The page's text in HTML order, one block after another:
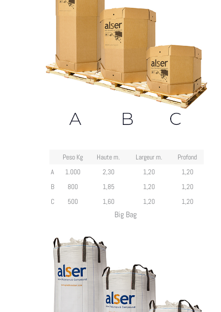
Peso Kg Haute m. Largeur m.
Profond
A
1.000 2,30 1,20
1,20
B
800 1,85 1,20
1,20
C
500 1,60 1,20 1,20
Big Bag